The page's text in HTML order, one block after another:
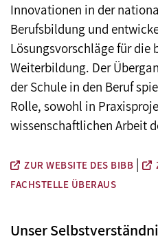
Innovationen in der
Berufsbildung und
Lösungsvorschläge für die
Weiterbildung. Der
der Schule in den Beruf
Rolle, sowohl in
wissenschaftlichen Arbeit
ZUR WEBSITE DES BIBB
FACHSTELLE ÜBERAUS
Unser